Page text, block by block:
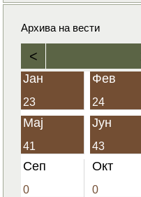
Архива на вести
<
Јан
23
Фев
24
Мај
41
Јун
43
Сеп
0
Окт
0